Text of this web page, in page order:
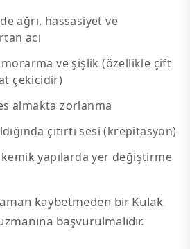
ağrı, hassasiyet ve
acı
morarma ve şişlik (özellikle çift
çekicidir)
almakta zorlanma
çıtırtı sesi (krepitasyon)
kemik yapılarda yer değiştirme
kaybetmeden bir Kulak
başvurulmalıdır.